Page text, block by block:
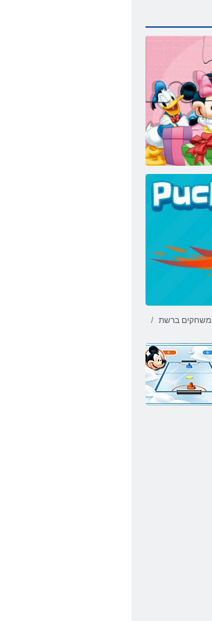
משחקים ברשת